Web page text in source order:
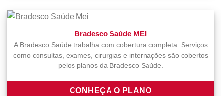
Bradesco Saúde MEI
A Bradesco Saúde trabalha com cobertura completa. Serviços
como consultas, exames, cirurgias e internações são cobertos
pelos planos da Bradesco Saúde.
CONHEÇA O PLANO